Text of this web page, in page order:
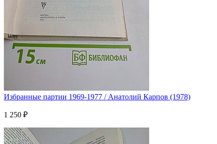
Избранные партии 1969-1977 / Анатолий Карпов (1978)
1 250 ₽